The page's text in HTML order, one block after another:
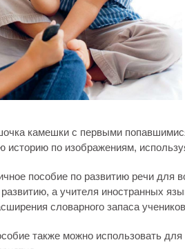
камешки с первыми
историю по изображениям,
пособие по развитию речи для
а учителя иностранных
словарного запаса
также можно использовать для